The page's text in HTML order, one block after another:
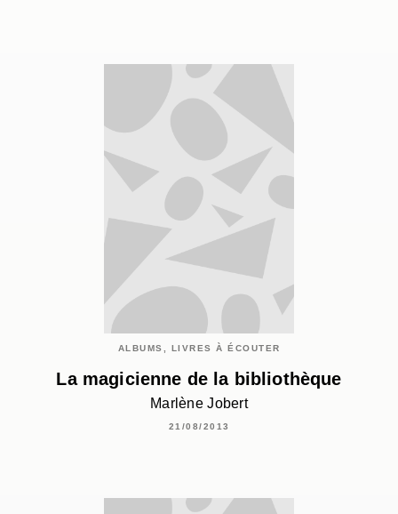
ALBUMS, LIVRES À ÉCOUTER
La magicienne de la bibliothèque
Marlène Jobert
21/08/2013